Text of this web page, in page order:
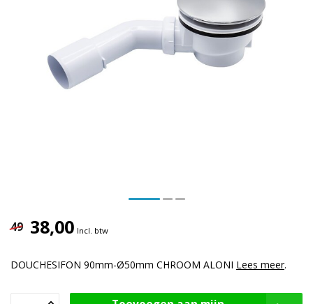
49 38,00 Incl. btw
DOUCHESIFON 90mm-Ø50mm CHROOM ALONI Lees meer.